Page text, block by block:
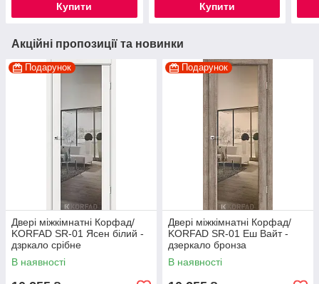
Купити Купити
Акційні пропозиції та новинки
Подарунок
Двері міжкімнатні Корфад/
KORFAD SR-01 Ясен білий -
дзркало срібне
В наявності
Подарунок
Двері міжкімнатні Корфад/
KORFAD SR-01 Еш Вайт -
дзеркало бронза
В наявності